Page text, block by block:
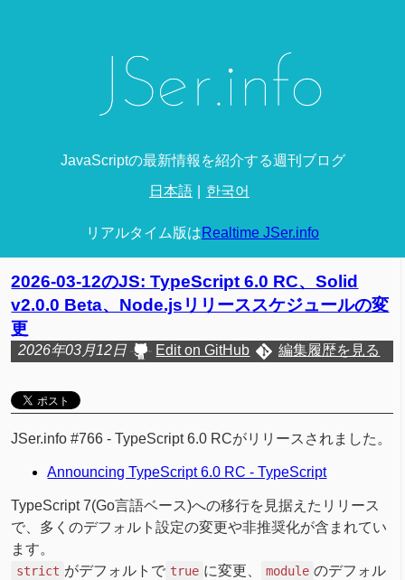
JavaScriptの最新情報を紹介する週刊ブログ
日本語 한국어
リアルタイム版はRealtime JSer.info
2026-03-12のJS: TypeScript 6.0 RC、Solid
v2.0.0 Beta、Node.jsリリーススケジュールの変
更
2026年03月12日 Edit on GitHub 編集履歴を見る
JSer.info #766 - TypeScript 6.0 RCがリリースされました。
Announcing TypeScript 6.0 RC - TypeScript
TypeScript 7(Go言語ベース)への移行を見据えたリリース
で、多くのデフォルト設定の変更や非推奨化が含まれてい
ます。
strict がデフォルトで true に変更、 module のデフォル